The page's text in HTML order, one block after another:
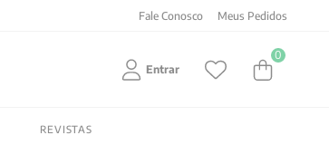
Fale Conosco Meus Pedidos
Entrar
0
REVISTAS